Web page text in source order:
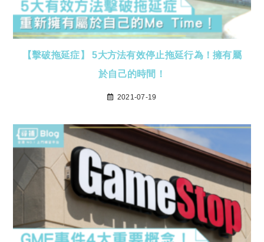
【擊破拖延症】 5大方法有效停止拖延行為！擁有屬
於自己的時間！
2021-07-19